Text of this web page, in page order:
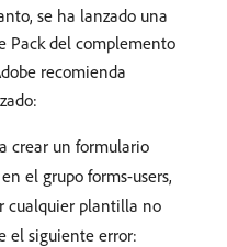
se ha lanzado una
Pack del complemento
recomienda
crear un formulario
el grupo forms-users,
cualquier plantilla no
el siguiente error: